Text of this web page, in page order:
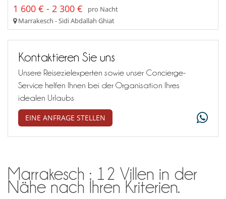
1 600 € - 2 300 €
pro Nacht
Marrakesch - Sidi Abdallah Ghiat
Kontaktieren Sie uns
Unsere Reisezielexperten sowie unser Concierge-
Service helfen Ihnen bei der Organisation Ihres
idealen Urlaubs
EINE ANFRAGE STELLEN
Marrakesch : 12 Villen in der
Nähe nach Ihren Kriterien.